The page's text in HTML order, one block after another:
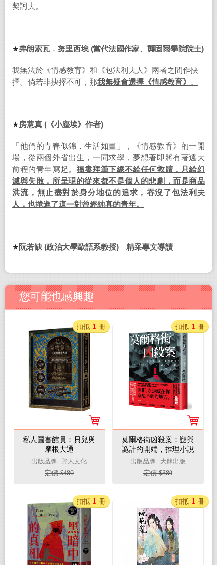
契訶夫。
★弗朗索瓦．努里西埃 (當代法國作家、龔固爾學院院士)
我無法於《情感教育》和《包法利夫人》兩者之間作抉
擇。倘若非抉擇不可，那我無疑會選擇《情感教育》 。
★房慧真 ( 《小塵埃》作者)
「他們的青春似錦，生活如畫」，《情感教育》的一開
場，從兩個外省出生，一同求學，夢想著即將有著遠大
前程的青年寫起。 福婁拜筆下總不給任何救贖，只給幻
滅與失敗，所呈現的從來都不是個人的悲劇，而是商品
洪流，無止盡對於身分地位的追求，吞沒了包法利夫
人，也捲進了這一對曾經純真的青年。
★阮若缺 (政治大學歐語系教授) 精采專文導讀
您可能也感興趣
私人圖書館員：貝兒與
摩根大通
出版品牌 : 野人文化
定價 $480
扣抵 1 冊
莫爾格街凶殺案：謎與
詭計的開端，推理小說
開山祖愛倫坡，推理奇
幻傑作選
出版品牌 : 大牌出版
定價 $380
扣抵 1 冊
扣抵 1 冊 扣抵 1 冊